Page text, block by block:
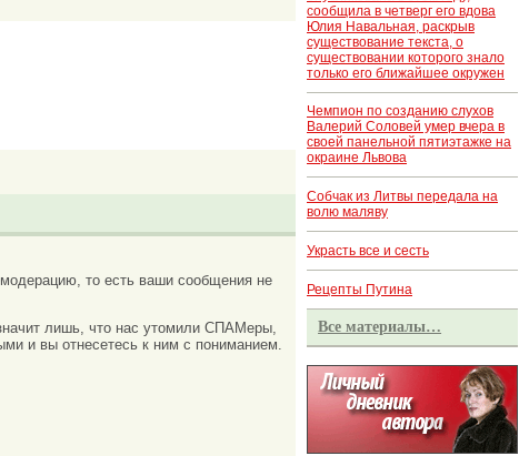
то есть ваши сообщения не
лишь, что нас утомили СПАМеры,
и вы отнесетесь к ним с пониманием.
сообщила в четверг его вдова
Юлия Навальная, раскрыв
существование текста, о
существовании которого знало
только его ближайшее окружен
Чемпион по созданию слухов
Валерий Соловей умер вчера в
своей панельной пятиэтажке на
окраине Львова
Собчак из Литвы передала на
волю маляву
Украсть все и сесть
Рецепты Путина
Все материалы…